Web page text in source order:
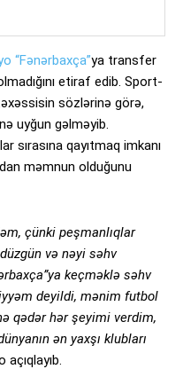
“Fənərbaxça”ya transfer
etiraf edib. Sport-
sözlərinə görə,
uyğun gəlməyib.
sırasına qayıtmaq imkanı
məmnun olduğunu
çünki peşmanlıqlar
və nəyi səhv
keçməklə səhv
deyildi, mənim futbol
qədər hər şeyimi verdim,
ən yaxşı klubları